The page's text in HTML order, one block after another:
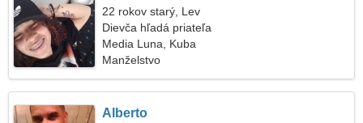
22 rokov starý, Lev
Dievča hľadá priateľa
Media Luna, Kuba
Manželstvo
Alberto